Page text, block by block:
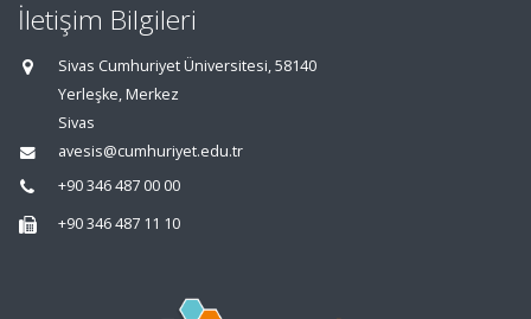
İletişim Bilgileri
Sivas Cumhuriyet Üniversitesi, 58140
Yerleşke, Merkez
Sivas
avesis@cumhuriyet.edu.tr
+90 346 487 00 00
+90 346 487 11 10